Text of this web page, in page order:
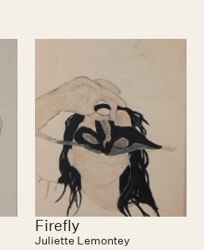
Firefly
Juliette Lemontey